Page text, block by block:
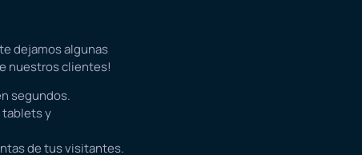
dejamos algunas
nuestros clientes!
segundos.
tablets y
de tus visitantes.